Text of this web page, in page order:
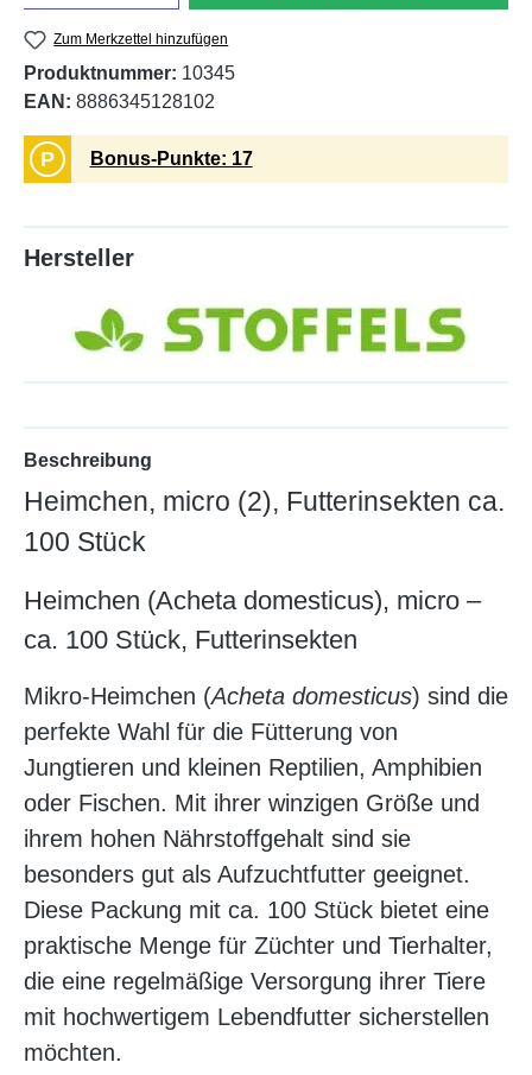
Zum Merkzettel hinzufügen
Produktnummer: 10345
EAN: 8886345128102
P Bonus-Punkte: 17
Hersteller
Beschreibung
Heimchen, micro (2), Futterinsekten ca.
100 Stück
Heimchen (Acheta domesticus), micro –
ca. 100 Stück, Futterinsekten
Mikro-Heimchen (Acheta domesticus) sind die
perfekte Wahl für die Fütterung von
Jungtieren und kleinen Reptilien, Amphibien
oder Fischen. Mit ihrer winzigen Größe und
ihrem hohen Nährstoffgehalt sind sie
besonders gut als Aufzuchtfutter geeignet.
Diese Packung mit ca. 100 Stück bietet eine
praktische Menge für Züchter und Tierhalter,
die eine regelmäßige Versorgung ihrer Tiere
mit hochwertigem Lebendfutter sicherstellen
möchten.